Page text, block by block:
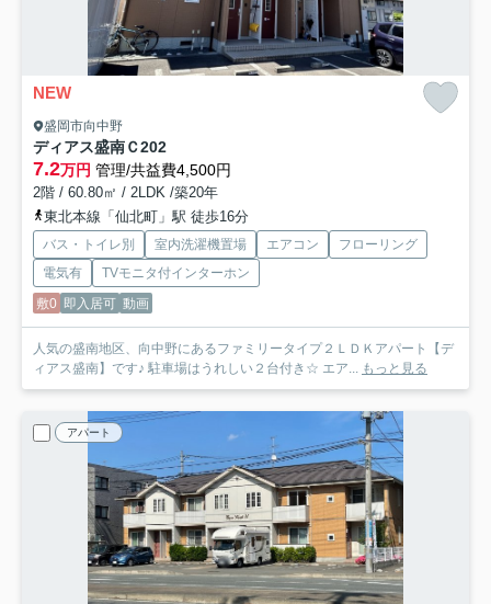
NEW
盛岡市向中野
ディアス盛南Ｃ202
7.2万円 管理/共益費4,500円
2階 / 60.80㎡ / 2LDK /築20年
東北本線「仙北町」駅 徒歩16分
バス・トイレ別 室内洗濯機置場 エアコン
フローリング
電気有
TVモニタ付インターホン
敷0 即入居可 動画
人気の盛南地区、向中野にあるファミリータイプ２ＬＤＫアパート【デ
ィアス盛南】です♪ 駐車場はうれしい２台付き☆ エア... もっと見る
アパート